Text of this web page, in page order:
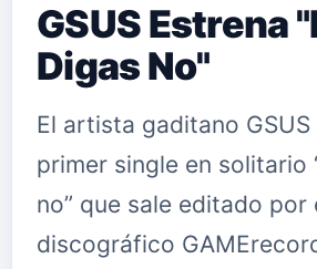
GSUS Estrena
Digas No"
El artista gaditano GSUS
primer single en solitario
no” que sale editado por
discográfico